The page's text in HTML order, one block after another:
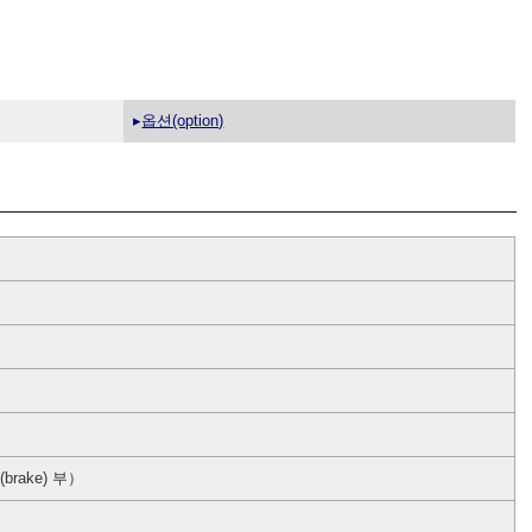
▸옵션(option)
부）